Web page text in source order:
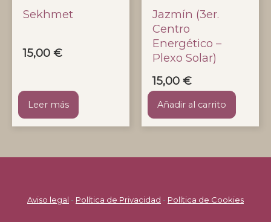
Sekhmet
15,00 €
Leer más
Jazmín (3er.
Centro
Energético –
Plexo Solar)
15,00 €
Añadir al carrito
Aviso legal - Política de Privacidad - Política de Cookies